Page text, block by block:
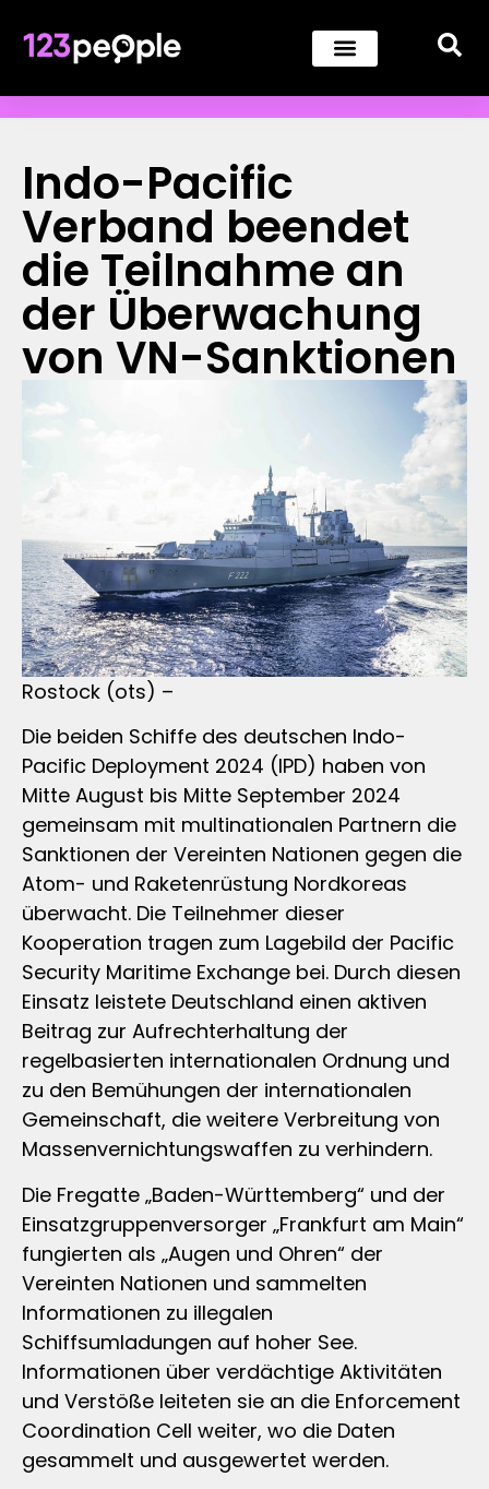
Indo-Pacific
Verband beendet
die Teilnahme an
der Überwachung
von VN-Sanktionen
Rostock (ots) –
Die beiden Schiffe des deutschen Indo-
Pacific Deployment 2024 (IPD) haben von
Mitte August bis Mitte September 2024
gemeinsam mit multinationalen Partnern die
Sanktionen der Vereinten Nationen gegen die
Atom- und Raketenrüstung Nordkoreas
überwacht. Die Teilnehmer dieser
Kooperation tragen zum Lagebild der Pacific
Security Maritime Exchange bei. Durch diesen
Einsatz leistete Deutschland einen aktiven
Beitrag zur Aufrechterhaltung der
regelbasierten internationalen Ordnung und
zu den Bemühungen der internationalen
Gemeinschaft, die weitere Verbreitung von
Massenvernichtungswaffen zu verhindern.
Die Fregatte „Baden-Württemberg“ und der
Einsatzgruppenversorger „Frankfurt am Main“
fungierten als „Augen und Ohren“ der
Vereinten Nationen und sammelten
Informationen zu illegalen
Schiffsumladungen auf hoher See.
Informationen über verdächtige Aktivitäten
und Verstöße leiteten sie an die Enforcement
Coordination Cell weiter, wo die Daten
gesammelt und ausgewertet werden.